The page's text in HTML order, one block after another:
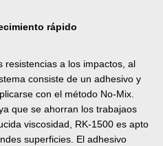
rápido
resistencias a los impactos, al
consiste de un adhesivo y
con el método No-Mix.
que se ahorran los trabajaos
viscosidad, RK-1500 es apto
superficies. El adhesivo